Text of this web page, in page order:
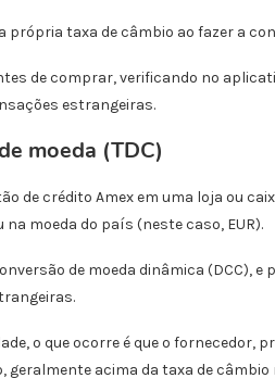
própria taxa de câmbio ao fazer a
de comprar, verificando no
estrangeiras.
moeda (TDC)
de crédito Amex em uma loja ou
na moeda do país (neste caso, EUR).
de moeda dinâmica (DCC),
o que ocorre é que o
geralmente acima da taxa de